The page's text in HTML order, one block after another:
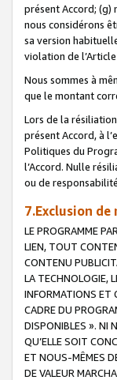
présent Accord; (g)
nous considérons
sa version
violation de
Nous sommes à
que le montant
Lors de la
présent Accord, à
Politiques du
l’Accord. Nulle
ou de
7.Exclusion
LE PROGRAMME
LIEN, TOUT
CONTENU
LA TECHNOLOGIE,
INFORMATIONS ET
CADRE DU
DISPONIBLES ». NI
QU’ELLE SOIT
ET NOUS-MÊMES
DE VALEUR